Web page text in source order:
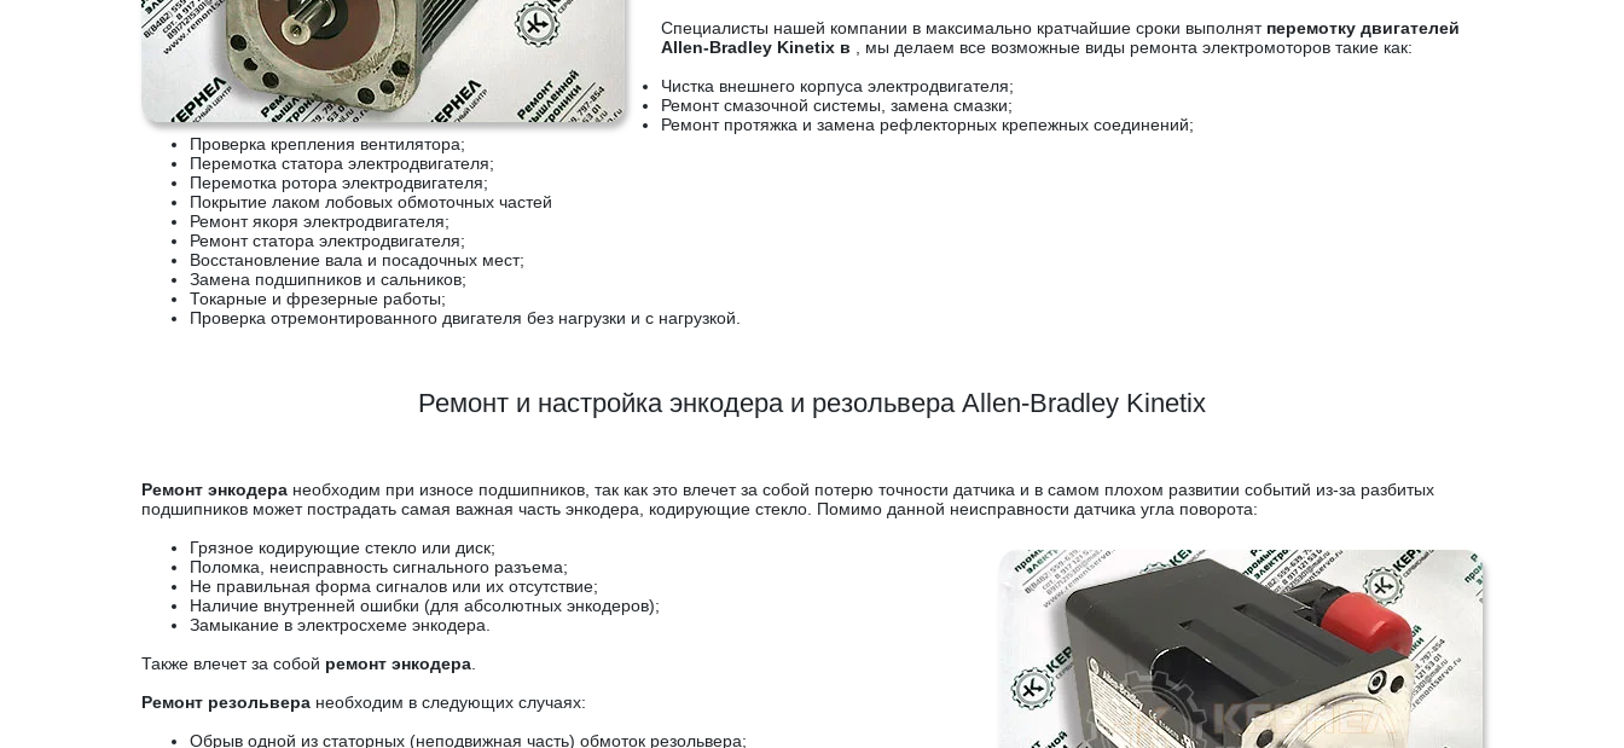
Специалисты нашей компании в максимально кратчайшие сроки выполнят перемотку двигателей
Allen-Bradley Kinetix в
, мы делаем все возможные виды ремонта электромоторов такие как:
Чистка внешнего корпуса электродвигателя;
Ремонт смазочной системы, замена смазки;
Ремонт протяжка и замена рефлекторных крепежных соединений;
Проверка крепления вентилятора;
Перемотка статора электродвигателя;
Перемотка ротора электродвигателя;
Покрытие лаком лобовых обмоточных частей
Ремонт якоря электродвигателя;
Ремонт статора электродвигателя;
Восстановление вала и посадочных мест;
Замена подшипников и сальников;
Токарные и фрезерные работы;
Проверка отремонтированного двигателя без нагрузки и с нагрузкой.
Ремонт и настройка энкодера и резольвера Allen-Bradley Kinetix
Ремонт энкодера необходим при износе подшипников, так как это влечет за собой потерю точности датчика и в самом плохом развитии событий из-за разбитых
подшипников может пострадать самая важная часть энкодера, кодирующие стекло. Помимо данной неисправности датчика угла поворота:
Грязное кодирующие стекло или диск;
Поломка, неисправность сигнального разъема;
Не правильная форма сигналов или их отсутствие;
Наличие внутренней ошибки (для абсолютных энкодеров);
Замыкание в электросхеме энкодера.
Также влечет за собой ремонт энкодера
Ремонт резольвера необходим в следующих случаях:
Обрыв одной из статорных (неподвижная часть) обмоток резольвера;